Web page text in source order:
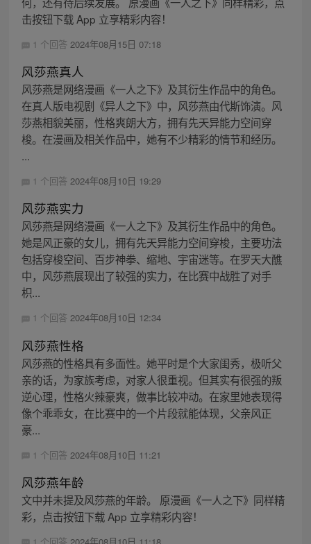
击按钮下载 App 立享精彩内容！
1 个回答 2024年08月15日 07:18
风莎燕真人
风莎燕是网络漫画《一人之下》及其衍生作品中的角色。
在真人版电视剧《异人之下》中，风莎燕由代斯饰演。风
莎燕相貌美丽，性格爽朗大方，拥有先天异能力空间穿
梭。在漫画及相关作品中，她有不少精彩的情节和经历。
...
1 个回答 2024年08月10日 19:29
风莎燕实力
风莎燕是网络漫画《一人之下》及其衍生作品中的角色。
她是风正豪的女儿，拥有先天异能力空间穿梭，主要功法
包括穿梭空间、百步神拳、缩地、宇宙迷等。在罗天大醮
中，风莎燕展现出了较强的实力，在比赛中战胜了对手
枳...
1 个回答 2024年08月10日 12:34
风莎燕性格
风莎燕的性格具有多面性。她平时是个大家闺秀，极听父
亲的话，为家族考虑，对家人很重视。但其实有很强的叛
逆心理，性格火辣豪爽，做事比较冲动。在家里她表现得
像个乖乖女，在比赛中的一个片段就能体现，父亲风正
豪...
1 个回答 2024年08月10日 11:21
风莎燕年龄
文中并未提及风莎燕的年龄。 原漫画《一人之下》同样精
彩，点击按钮下载 App 立享精彩内容！